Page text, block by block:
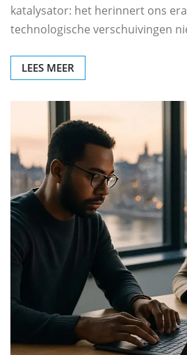
katalysator: het herinnert ons
technologische verschuivingen
LEES MEER